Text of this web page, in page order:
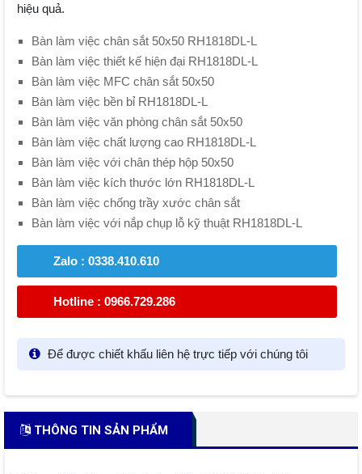
hiệu quả.
Bàn làm việc chân sắt 50x50 RH1818DL-L
Bàn làm việc thiết kế hiện đại RH1818DL-L
Bàn làm việc MFC chân sắt 50x50
Bàn làm việc bền bỉ RH1818DL-L
Bàn làm việc văn phòng chân sắt 50x50
Bàn làm việc chất lượng cao RH1818DL-L
Bàn làm việc với chân thép hộp 50x50
Bàn làm việc kích thước lớn RH1818DL-L
Bàn làm việc chống trầy xước chân sắt
Bàn làm việc với nắp chụp lỗ kỹ thuật RH1818DL-L
Zalo : 0338.410.610
Hotline : 0966.729.286
Để được chiết khấu liên hệ trực tiếp với chúng tôi
THÔNG TIN SẢN PHẨM